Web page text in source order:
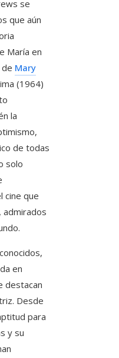
se
que aún
María en
Mary
(1964)
la
de todas
solo
cine que
admirados
en
destacan
Desde
para
y su